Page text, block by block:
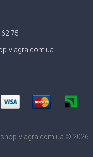
75
viagra.com.ua
shop-viagra.com.ua © 2026